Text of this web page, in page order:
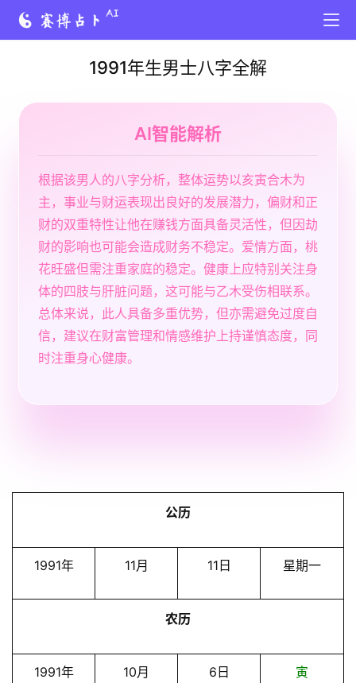
1991年生男士八字全解
AI智能解析
根据该男人的八字分析，整体运势以亥寅合木为
主，事业与财运表现出良好的发展潜力，偏财和正
财的双重特性让他在赚钱方面具备灵活性，但因劫
财的影响也可能会造成财务不稳定。爱情方面，桃
花旺盛但需注重家庭的稳定。健康上应特别关注身
体的四肢与肝脏问题，这可能与乙木受伤相联系。
总体来说，此人具备多重优势，但亦需避免过度自
信，建议在财富管理和情感维护上持谨慎态度，同
时注重身心健康。
公历
1991年 11月 11日 星期一
农历
1991年 10月 6日 寅